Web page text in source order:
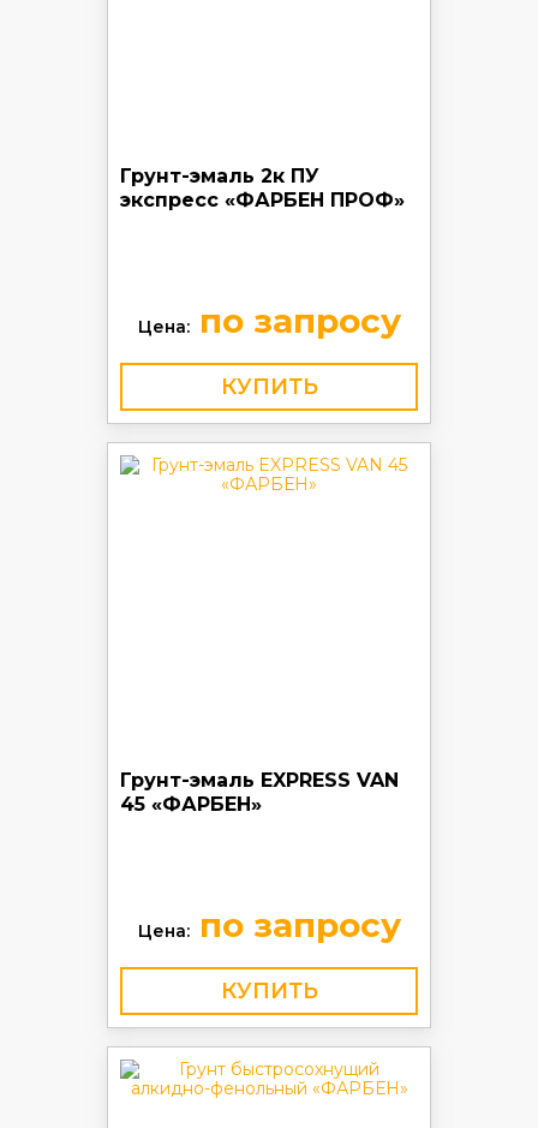
Грунт-эмаль 2к ПУ
экспресс «ФАРБЕН ПРОФ»
Цена:по запросу
КУПИТЬ
Грунт-эмаль EXPRESS VAN
45 «ФАРБЕН»
Цена:по запросу
КУПИТЬ